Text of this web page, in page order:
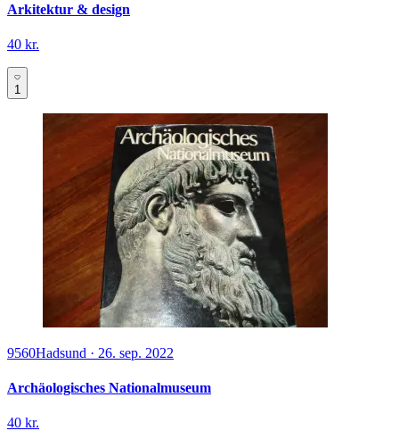
Arkitektur & design
40 kr.
1
9560Hadsund · 26. sep. 2022
Archäologisches Nationalmuseum
40 kr.